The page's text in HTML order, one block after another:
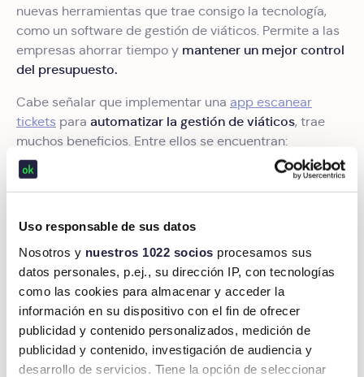
Uso responsable de sus datos
Nosotros y nuestros 1022 socios procesamos sus
datos personales, p.ej., su dirección IP, con tecnologías
como las cookies para almacenar y acceder la
información en su dispositivo con el fin de ofrecer
publicidad y contenido personalizados, medición de
publicidad y contenido, investigación de audiencia y
desarrollo de servicios. Tiene la opción de seleccionar
nuevas herramientas que trae consigo la tecnología,
como un software de gestión de viáticos. Permite a las
empresas ahorrar tiempo y mantener un mejor control
del presupuesto.
Cabe señalar que implementar una app escanear
tickets para automatizar la gestión de viáticos, trae
muchos beneficios. Entre ellos se encuentran:
aplicaciones de gastos
. Entre más facturas sean recuperadas,
más cantidad puede ser deducida por la empresa.
Eficiencia:
los procesos internos son más rápidos y
la contabilización de viáticos se vuelve mucho más
sencilla.
Ahorro de tiempo:al utilizar unsoftware de gestión
de gastos, los empleados pueden realizar sus
comprobaciones de viáticos con mayor rapidez. El